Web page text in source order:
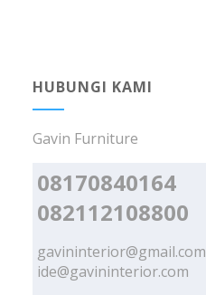
HUBUNGI KAMI
Gavin Furniture
08170840164
082112108800
gavininterior@gmail.com
ide@gavininterior.com